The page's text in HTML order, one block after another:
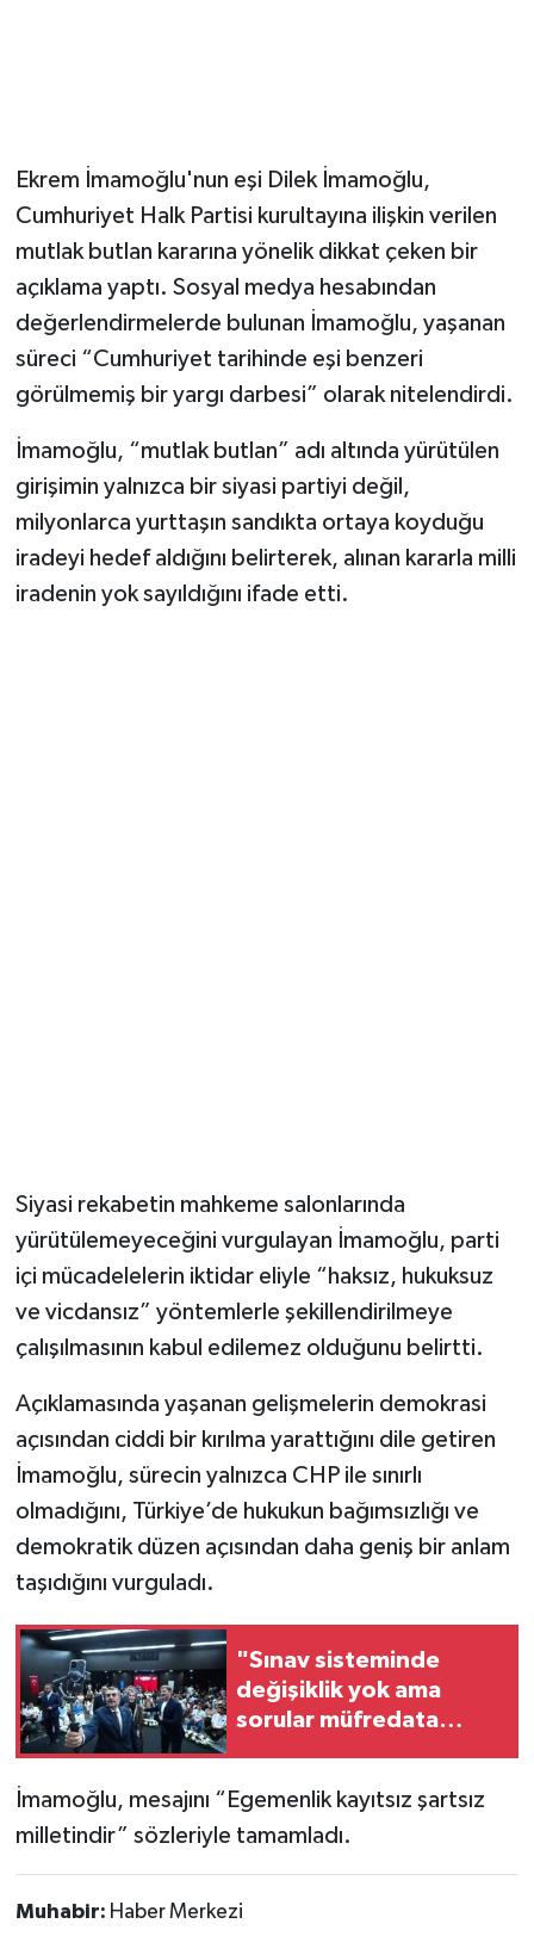
Ekrem İmamoğlu'nun eşi Dilek İmamoğlu,
Cumhuriyet Halk Partisi kurultayına ilişkin verilen
mutlak butlan kararına yönelik dikkat çeken bir
açıklama yaptı. Sosyal medya hesabından
değerlendirmelerde bulunan İmamoğlu, yaşanan
süreci “Cumhuriyet tarihinde eşi benzeri
görülmemiş bir yargı darbesi” olarak nitelendirdi.
İmamoğlu, “mutlak butlan” adı altında yürütülen
girişimin yalnızca bir siyasi partiyi değil,
milyonlarca yurttaşın sandıkta ortaya koyduğu
iradeyi hedef aldığını belirterek, alınan kararla milli
iradenin yok sayıldığını ifade etti.
Siyasi rekabetin mahkeme salonlarında
yürütülemeyeceğini vurgulayan İmamoğlu, parti
içi mücadelelerin iktidar eliyle “haksız, hukuksuz
ve vicdansız” yöntemlerle şekillendirilmeye
çalışılmasının kabul edilemez olduğunu belirtti.
Açıklamasında yaşanan gelişmelerin demokrasi
açısından ciddi bir kırılma yarattığını dile getiren
İmamoğlu, sürecin yalnızca CHP ile sınırlı
olmadığını, Türkiye’de hukukun bağımsızlığı ve
demokratik düzen açısından daha geniş bir anlam
taşıdığını vurguladı.
"Sınav sisteminde
değişiklik yok ama
sorular müfredata
İmamoğlu, mesajını “Egemenlik kayıtsız şartsız
milletindir” sözleriyle tamamladı.
Muhabir: Haber Merkezi